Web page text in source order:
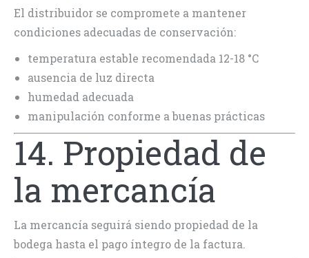
El distribuidor se compromete a mantener
condiciones adecuadas de conservación:
temperatura estable recomendada 12-18 °C
ausencia de luz directa
humedad adecuada
manipulación conforme a buenas prácticas
14. Propiedad de
la mercancía
La mercancía seguirá siendo propiedad de la
bodega hasta el pago íntegro de la factura.